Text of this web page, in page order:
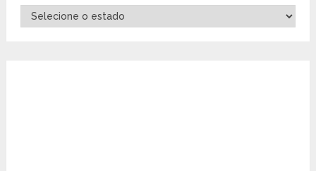
Aeroportos
por